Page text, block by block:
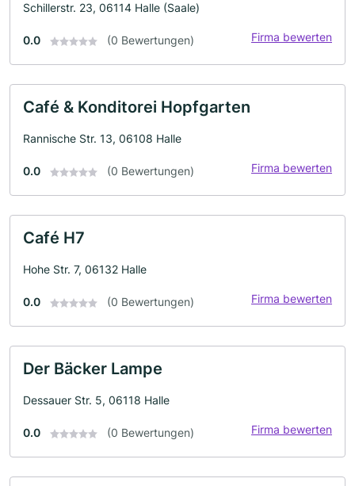
Schillerstr. 23, 06114 Halle (Saale)
0.0 (0 Bewertungen) Firma bewerten
Café & Konditorei Hopfgarten
Rannische Str. 13, 06108 Halle
0.0 (0 Bewertungen) Firma bewerten
Café H7
Hohe Str. 7, 06132 Halle
0.0 (0 Bewertungen) Firma bewerten
Der Bäcker Lampe
Dessauer Str. 5, 06118 Halle
0.0 (0 Bewertungen) Firma bewerten